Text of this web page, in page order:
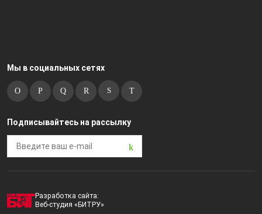
Мы в социальных сетях
Подписывайтесь на рассылку
Разработка сайта:
Веб-студия «БИТРУ»